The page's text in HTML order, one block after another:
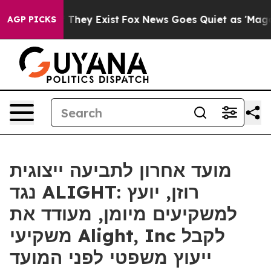
AGP PICKS
Proof They Exist Fox News Goes Quiet as 'Maga
מועד אחרון לתביעה ייצוגית
נגד ALIGHT: רוזן, יועץ
למשקיעים מיומן, מעודד את
משקיעי Alight, Inc לקבל
ייעוץ משפטי לפני המועד